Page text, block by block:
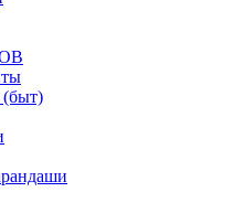
(быт)